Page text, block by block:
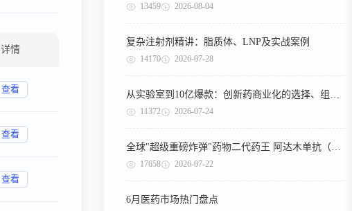
详情
查看
查看
查看
13459 2026-08-04
复杂注射剂精讲：脂质体、LNP及实战案例
14170 2026-07-28
11372 2026-07-24
17658 2026-07-22
6月医药市场热门盘点